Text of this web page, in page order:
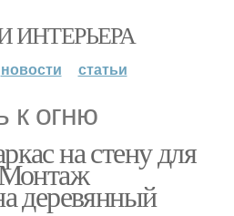
ИНТЕРЬЕРА
новости статьи
к огню
на стену для
деревянный